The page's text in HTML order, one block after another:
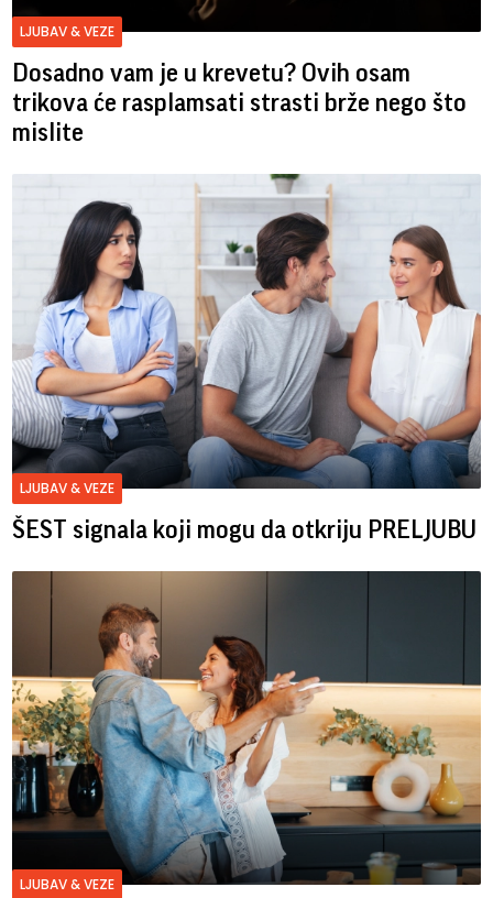
LJUBAV & VEZE
Dosadno vam je u krevetu? Ovih osam
trikova će rasplamsati strasti brže nego što
mislite
LJUBAV & VEZE
ŠEST signala koji mogu da otkriju PRELJUBU
LJUBAV & VEZE